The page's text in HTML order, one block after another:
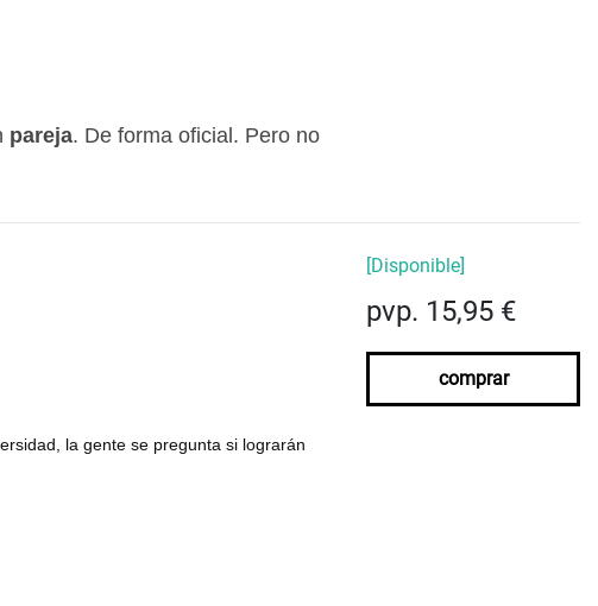
pareja. De forma oficial. Pero no
la gente se pregunta si lograrán
[Disponible]
pvp. 15,95 €
comprar